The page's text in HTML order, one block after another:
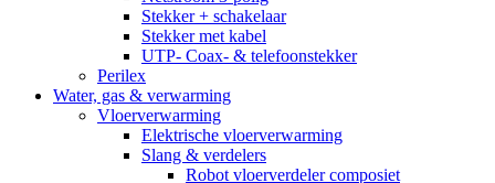
Stekker + schakelaar
Stekker met kabel
UTP- Coax- & telefoonstekker
Perilex
Water, gas & verwarming
Vloerverwarming
Elektrische vloerverwarming
Slang & verdelers
Robot vloerverdeler composiet